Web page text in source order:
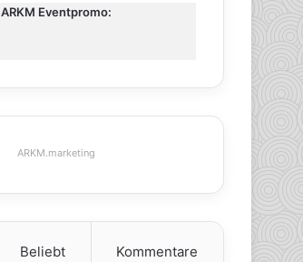
ARKM Eventpromo:
ARKM.marketing
Beliebt Kommentare